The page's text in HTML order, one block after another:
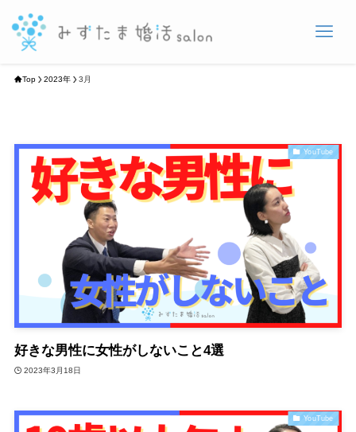
Top 2023年 3月
YouTube
好きな男性に女性がしないこと4選
2023年3月18日
YouTube